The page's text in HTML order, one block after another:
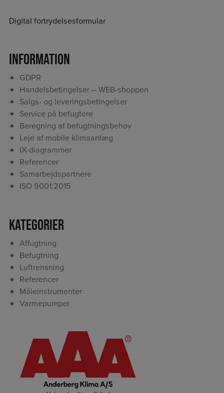
Digital fortrydelsesformular
Information
GDPR
Handelsbetingelser – WEB-shoppen
Salgs- og leveringsbetingelser
Service på befugtere
Beregning af befugtningsbehov
Leje af mobile klimaanlæg
IX-diagrammer
Referencer
Samarbejdspartnere
ISO 9001:2015
Kategorier
Affugtning
Befugtning
Luftrensning
Referencer
Måleinstrumenter
Varmepumper